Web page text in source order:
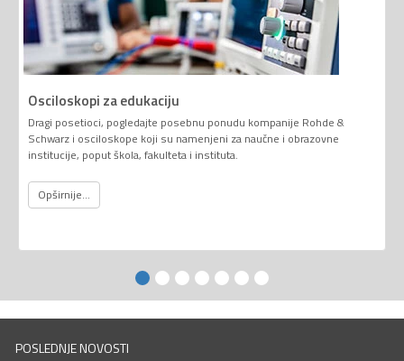
Osciloskopi za edukaciju
Dragi posetioci, pogledajte posebnu ponudu kompanije Rohde &
Schwarz i osciloskope koji su namenjeni za naučne i obrazovne
institucije, poput škola, fakulteta i instituta.
Opširnije...
POSLEDNJE NOVOSTI